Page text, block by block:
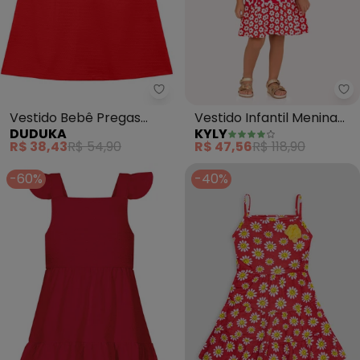
Vestido Bebê Pregas
com Plaquinha
(Vermelho)
DUDUKA
R$ 38,43R$ 54,90
Vestido Infantil Menina
em Algodão (Vermelho)
KYLY
R$ 47,56R$ 118,90
-60%
-40%